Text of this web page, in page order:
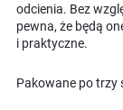
odcienia. Bez
pewna, że będą
i praktyczne.
Pakowane po trzy